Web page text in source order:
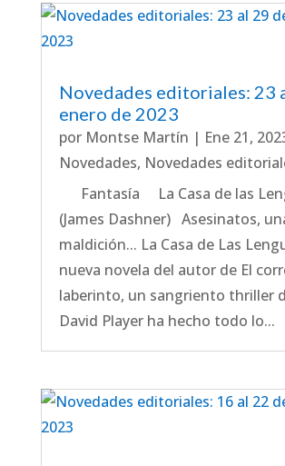
Novedades editoriales: 23
enero de 2023
por Montse Martín | Ene 21,
Novedades, Novedades
Fantasía La Casa de las
(James Dashner) Asesinatos,
maldición... La Casa de Las
nueva novela del autor de El
laberinto, un sangriento thriller
David Player ha hecho todo lo...